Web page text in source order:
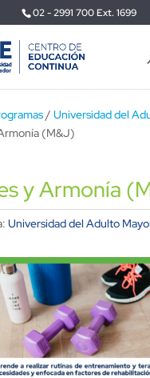
02 - 2991 700 Ext. 1699
/ Universidad del
(M&J)
y Armonía
Universidad del Adulto